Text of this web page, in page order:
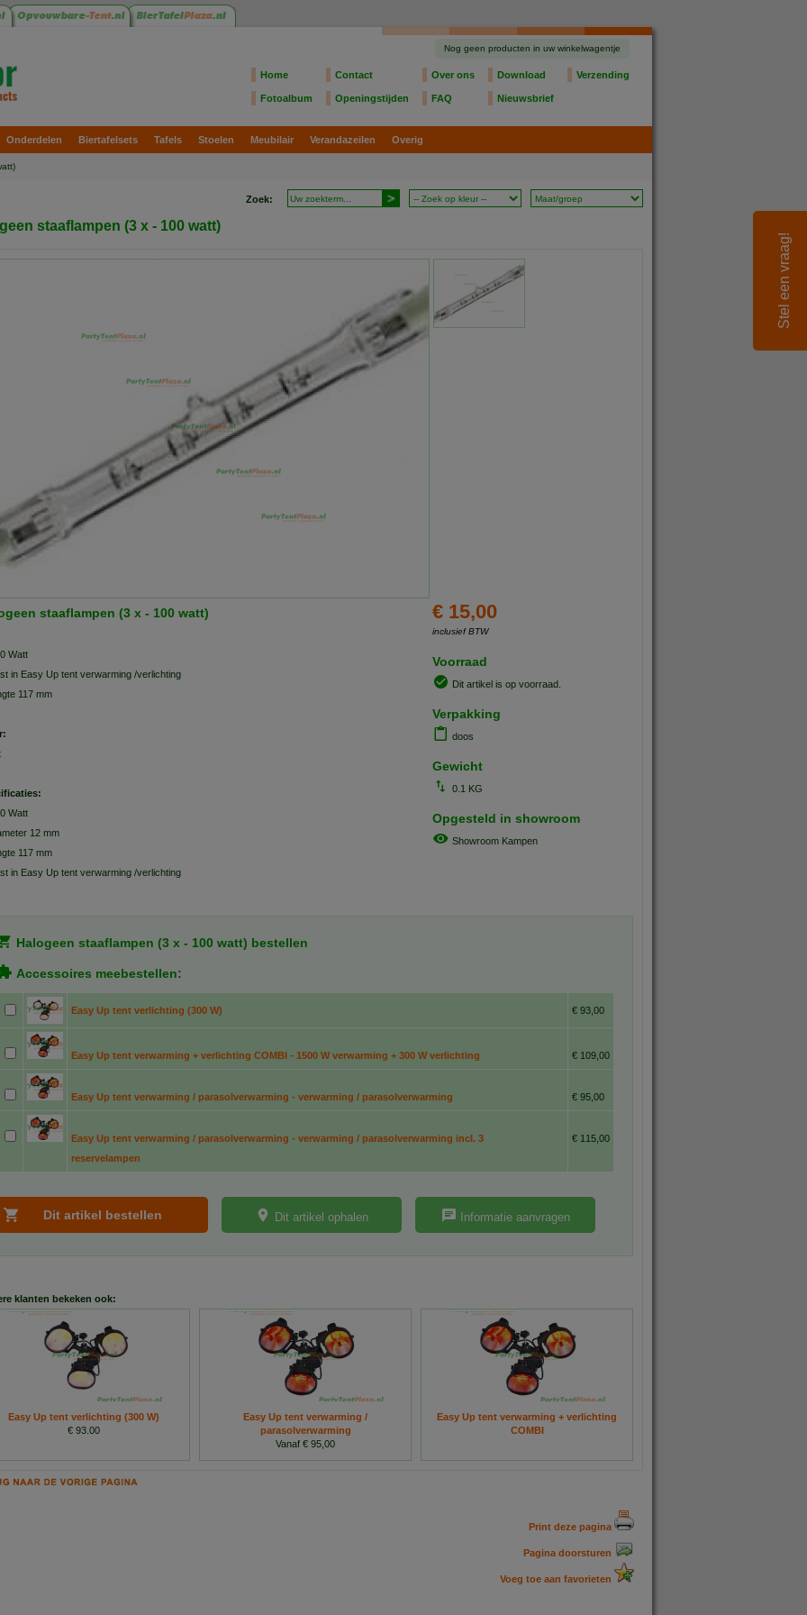
Nog geen producten in uw winkelwagentje
Home Contact Over ons Download Verzending
Fotoalbum Openingstijden FAQ Nieuwsbrief
Onderdelen Biertafelsets Tafels Stoelen Meubilair Verandazeilen Overig
Zoek:
staaflampen (3 x - 100 watt)
€ 15,00
inclusief BTW
Voorraad
Dit artikel is op voorraad.
Verpakking
doos
Gewicht
0.1 KG
Opgesteld in showroom
Showroom Kampen
staaflampen (3 x - 100 watt)
Watt
in Easy Up tent verwarming /verlichting
117 mm
Watt
12 mm
117 mm
in Easy Up tent verwarming /verlichting
Halogeen staaflampen (3 x - 100 watt) bestellen
Accessoires meebestellen:
Easy Up tent verlichting (300 W) € 93,00
Easy Up tent verwarming + verlichting COMBI - 1500 W verwarming + 300 W verlichting € 109,00
Easy Up tent verwarming / parasolverwarming - verwarming / parasolverwarming € 95,00
Easy Up tent verwarming / parasolverwarming - verwarming / parasolverwarming incl. 3
reservelampen
€ 115,00
Dit artikel ophalen Informatie aanvragen
klanten bekeken ook:
Easy Up tent verlichting (300 W)
€ 93.00
Easy Up tent verwarming /
parasolverwarming
Vanaf € 95,00
Easy Up tent verwarming + verlichting
COMBI
Print deze pagina
Pagina doorsturen
Voeg toe aan favorieten
Stel een vraag!